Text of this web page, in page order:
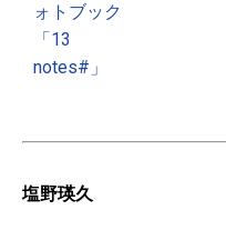
ォトブック
「13
notes#」
塩野瑛久